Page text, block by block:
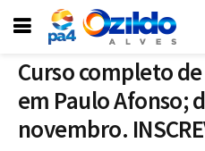
Curso completo
em Paulo Afonso;
novembro.